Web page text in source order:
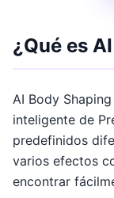
¿Qué es
AI Body
inteligente de
predefinidos
varios efectos
encontrar